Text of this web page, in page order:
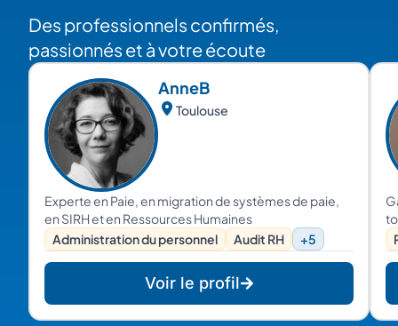
Des professionnels confirmés,
passionnés et à votre écoute
AnneB
Toulouse
Experte en Paie, en migration de systèmes de paie,
en SIRH et en Ressources Humaines
Administration du personnel
Audit RH +5
Voir le profil